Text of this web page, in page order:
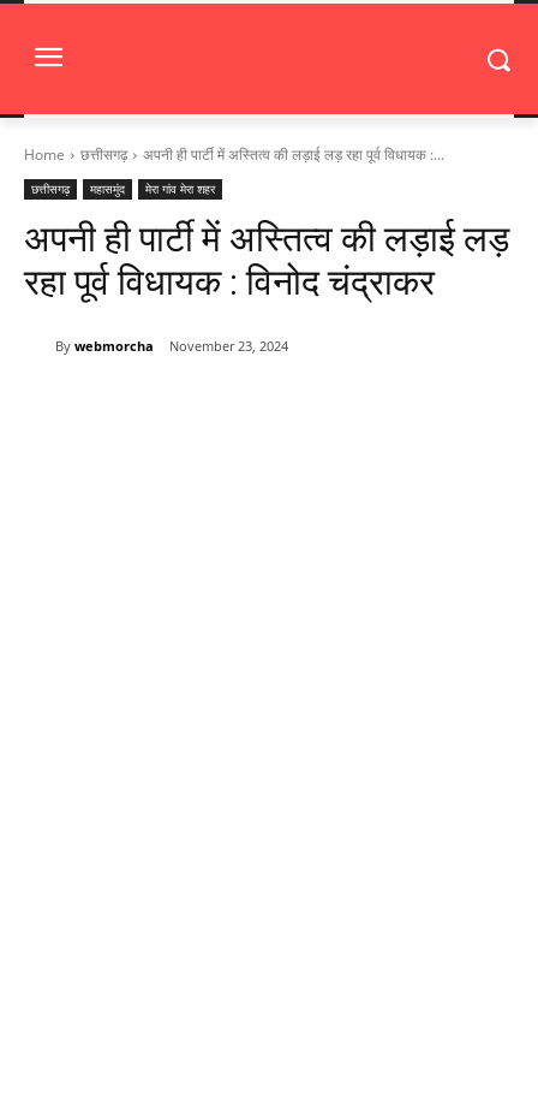
Home छत्तीसगढ़ अपनी ही पार्टी में अस्तित्व की लड़ाई लड़ रहा पूर्व विधायक :...
छत्तीसगढ़ महासमुंद मेरा गांव मेरा शहर
अपनी ही पार्टी में अस्तित्व की लड़ाई लड़
रहा पूर्व विधायक : विनोद चंद्राकर
By webmorcha November 23, 2024